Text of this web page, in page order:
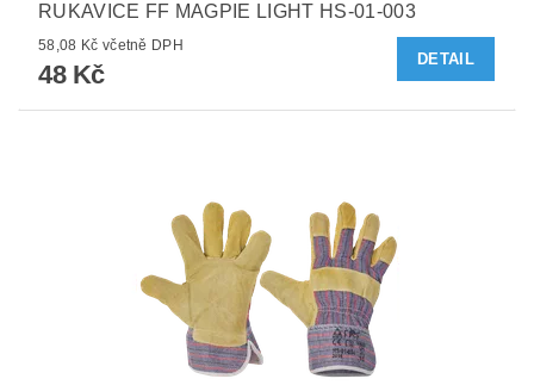
RUKAVICE FF MAGPIE LIGHT HS-01-003
58,08 Kč včetně DPH
48 Kč
DETAIL